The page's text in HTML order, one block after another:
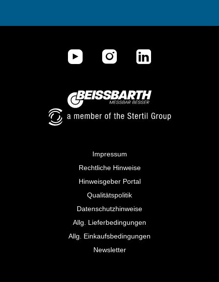
Impressum
Rechtliche Hinweise
Hinweisgeber Portal
Qualitätspolitik
Datenschutzhinweise
Allg. Lieferbedingungen
Allg. Einkaufsbedingungen
Newsletter